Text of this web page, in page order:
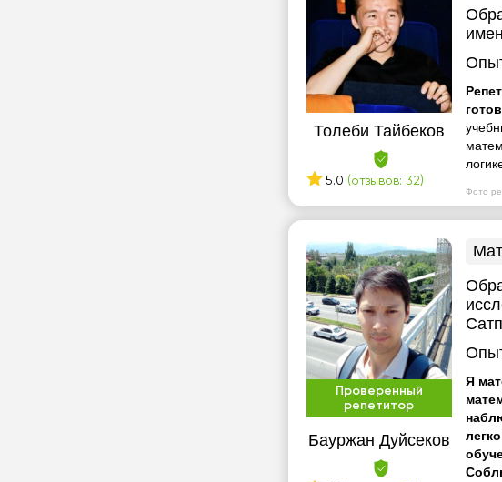
Толеби Тайбеков
5.0 (отзывов: 32)
Фото
Проверенный
репетитор
Бауржан Дуйсеков
Я